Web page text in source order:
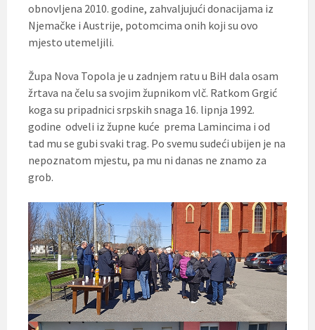
obnovljena 2010. godine, zahvaljujući donacijama iz
Njemačke i Austrije, potomcima onih koji su ovo
mjesto utemeljili.
Župa Nova Topola je u zadnjem ratu u BiH dala osam
žrtava na čelu sa svojim župnikom vlč. Ratkom Grgić
koga su pripadnici srpskih snaga 16. lipnja 1992.
godine odveli iz župne kuće prema Lamincima i od
tad mu se gubi svaki trag. Po svemu sudeći ubijen je na
nepoznatom mjestu, pa mu ni danas ne znamo za
grob.